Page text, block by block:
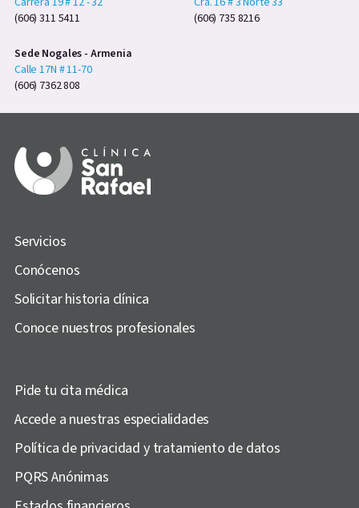
(606) 311 5411
(606) 735 8216
Sede Nogales - Armenia
Calle 17N # 11-70
(606) 7362 808
Servicios
Conócenos
Solicitar historia clínica
Conoce nuestros profesionales
Pide tu cita médica
Accede a nuestras especialidades
Política de privacidad y tratamiento de datos
PQRS Anónimas